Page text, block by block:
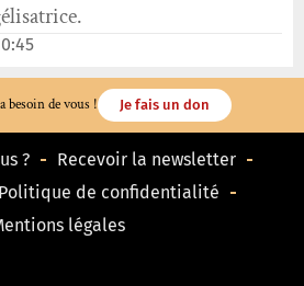
besoin de vous ! Je fais un don
?
Recevoir la newsletter
Politique de confidentialité
légales